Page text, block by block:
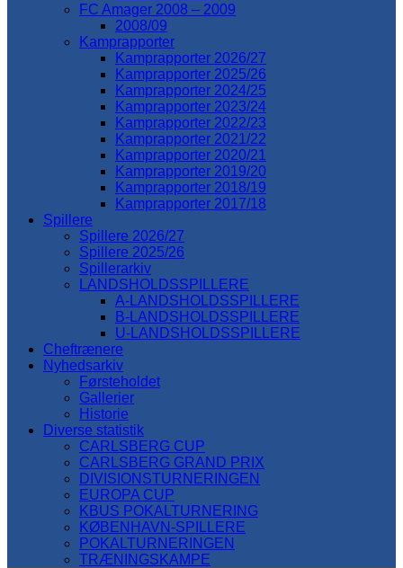
FC Amager 2008 – 2009
2008/09
Kamprapporter
Kamprapporter 2026/27
Kamprapporter 2025/26
Kamprapporter 2024/25
Kamprapporter 2023/24
Kamprapporter 2022/23
Kamprapporter 2021/22
Kamprapporter 2020/21
Kamprapporter 2019/20
Kamprapporter 2018/19
Kamprapporter 2017/18
Spillere
Spillere 2026/27
Spillere 2025/26
Spillerarkiv
LANDSHOLDSSPILLERE
A-LANDSHOLDSSPILLERE
B-LANDSHOLDSSPILLERE
U-LANDSHOLDSSPILLERE
Cheftrænere
Nyhedsarkiv
Førsteholdet
Gallerier
Historie
Diverse statistik
CARLSBERG CUP
CARLSBERG GRAND PRIX
DIVISIONSTURNERINGEN
EUROPA CUP
KBUS POKALTURNERING
KØBENHAVN-SPILLERE
POKALTURNERINGEN
TRÆNINGSKAMPE